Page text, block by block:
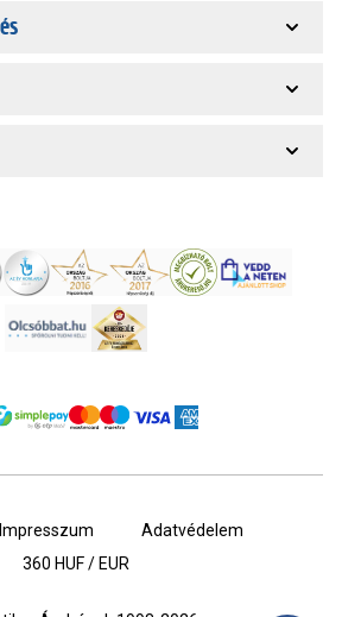
Impresszum
Adatvédelem
360 HUF / EUR